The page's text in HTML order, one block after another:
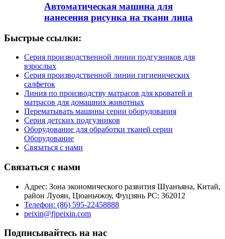
Автоматическая машина для
нанесения рисунка на ткани лица
Быстрые ссылки:
Серия производственной линии подгузников для
взрослых
Серия производственной линии гигиенических
салфеток
Линия по производству матрасов для кроватей и
матрасов для домашних животных
Перематывать машины серии оборудования
Серия детских подгузников
Оборудование для обработки тканей серии
Оборудование
Связаться с нами
Связаться с нами
Адрес: Зона экономического развития Шуанъяна, Китай,
район Луоян, Цюаньчжоу, Фуцзянь PC: 362012
Телефон: (86) 595-22458888
peixin@fjpeixin.com
Подписывайтесь на нас